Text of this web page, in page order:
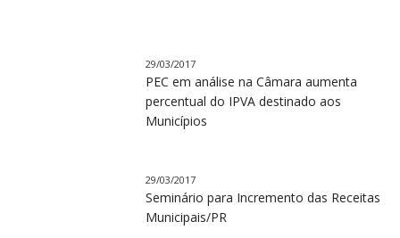
29/03/2017
PEC em análise na Câmara aumenta
percentual do IPVA destinado aos
Municípios
29/03/2017
Seminário para Incremento das Receitas
Municipais/PR